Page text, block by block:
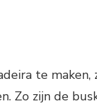
te maken,
Zo zijn de